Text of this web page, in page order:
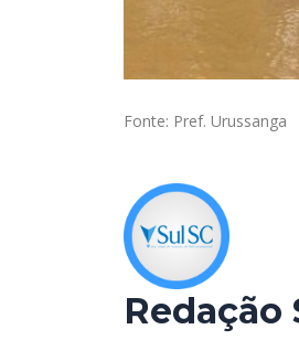
Fonte: Pref. Urussanga
Redação